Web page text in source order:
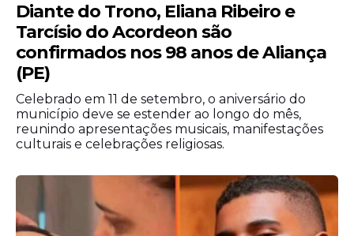
Diante do Trono, Eliana Ribeiro e
Tarcísio do Acordeon são
confirmados nos 98 anos de Aliança
(PE)
Celebrado em 11 de setembro, o aniversário do
município deve se estender ao longo do mês,
reunindo apresentações musicais, manifestações
culturais e celebrações religiosas.